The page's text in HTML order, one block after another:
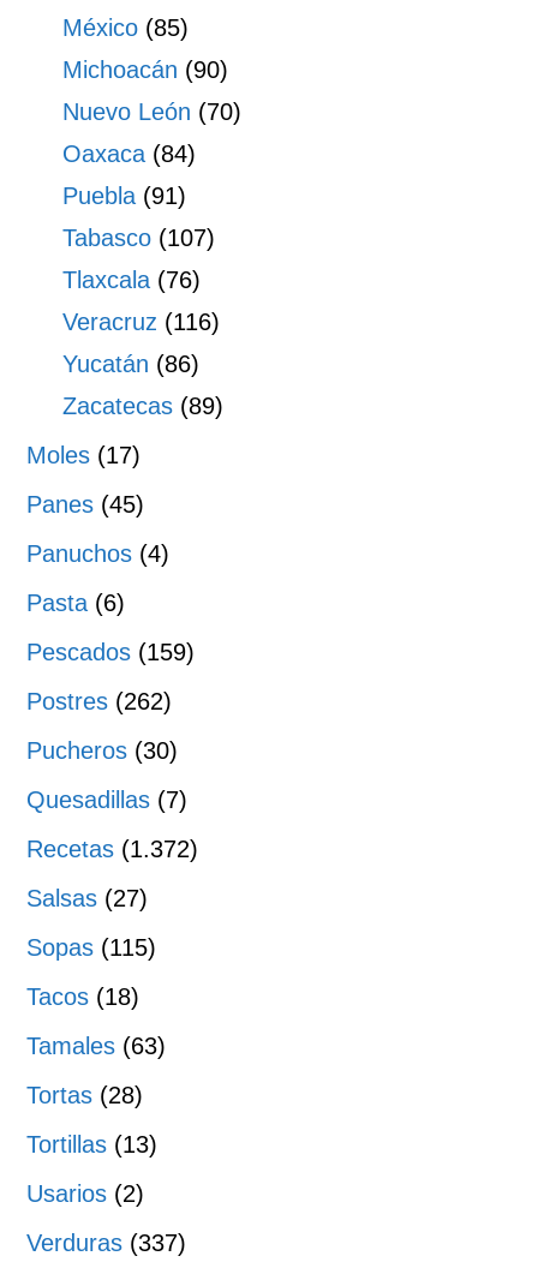
México (85)
Michoacán (90)
Nuevo León (70)
Oaxaca (84)
Puebla (91)
Tabasco (107)
Tlaxcala (76)
Veracruz (116)
Yucatán (86)
Zacatecas (89)
Moles (17)
Panes (45)
Panuchos (4)
Pasta (6)
Pescados (159)
Postres (262)
Pucheros (30)
Quesadillas (7)
Recetas (1.372)
Salsas (27)
Sopas (115)
Tacos (18)
Tamales (63)
Tortas (28)
Tortillas (13)
Usarios (2)
Verduras (337)